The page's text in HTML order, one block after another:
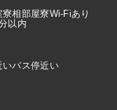
寮相部屋寮Wi-Fiあり
以内
いバス停近い